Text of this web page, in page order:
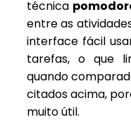
técnica
entre as
interface fácil
tarefas, o que
quando
citados acima,
muito útil.